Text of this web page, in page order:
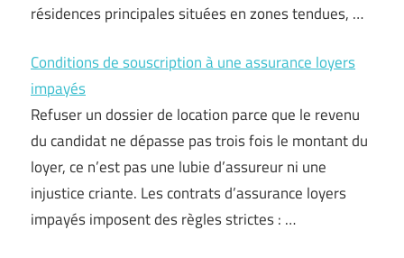
résidences principales situées en zones tendues, …
Conditions de souscription à une assurance loyers
impayés
Refuser un dossier de location parce que le revenu
du candidat ne dépasse pas trois fois le montant du
loyer, ce n’est pas une lubie d’assureur ni une
injustice criante. Les contrats d’assurance loyers
impayés imposent des règles strictes : …